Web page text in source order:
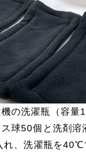
の洗濯瓶（容量
球50個と洗剤溶
れ、洗濯瓶を40℃